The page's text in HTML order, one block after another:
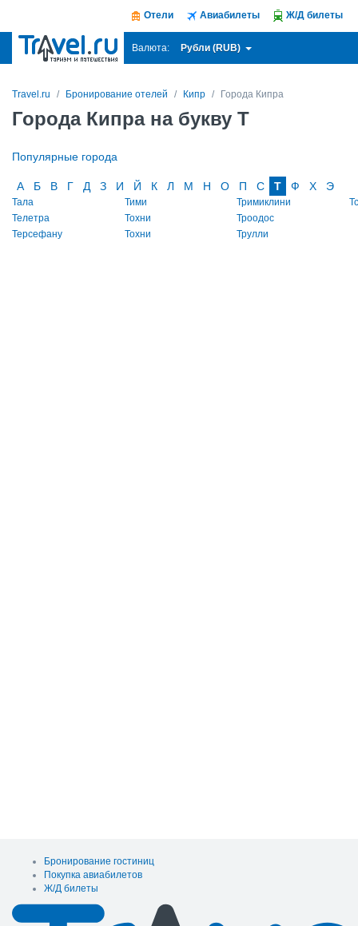
Отели Авиабилеты Ж/Д билеты
Валюта: Рубли (RUB)
Travel.ru Бронирование отелей Кипр Города Кипра
Города Кипра на букву Т
Популярные города
А Б В Г Д З И Й К Л М Н О П С Т Ф Х Э
Тала
Телетра
Терсефану
Тими
Тохни
Тохни
Тримиклини
Троодос
Трулли
Бронирование гостиниц
Покупка авиабилетов
Ж/Д билеты